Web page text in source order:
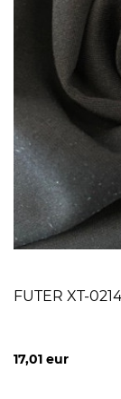
FUTER XT-
17,01 eur